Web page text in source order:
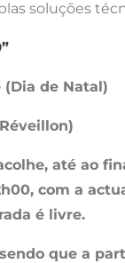
soluções
(Dia de Natal)
até ao
com a
é livre.
que a